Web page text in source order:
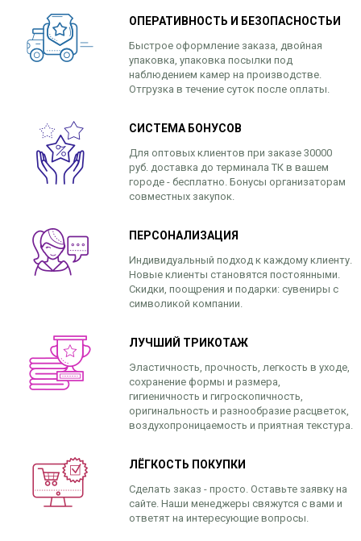
ОПЕРАТИВНОСТЬ И БЕЗОПАСНОСТЬИ
Быстрое оформление заказа, двойная
упаковка, упаковка посылки под
наблюдением камер на производстве.
Отгрузка в течение суток после оплаты.
СИСТЕМА БОНУСОВ
Для оптовых клиентов при заказе 30000
руб. доставка до терминала ТК в вашем
городе - бесплатно. Бонусы организаторам
совместных закупок.
ПЕРСОНАЛИЗАЦИЯ
Индивидуальный подход к каждому клиенту.
Новые клиенты становятся постоянными.
Скидки, поощрения и подарки: сувениры с
символикой компании.
ЛУЧШИЙ ТРИКОТАЖ
Эластичность, прочность, легкость в уходе,
сохранение формы и размера,
гигиеничность и гигроскопичность,
оригинальность и разнообразие расцветок,
воздухопроницаемость и приятная текстура.
ЛЁГКОСТЬ ПОКУПКИ
Сделать заказ - просто. Оставьте заявку на
сайте. Наши менеджеры свяжутся с вами и
ответят на интересующие вопросы.